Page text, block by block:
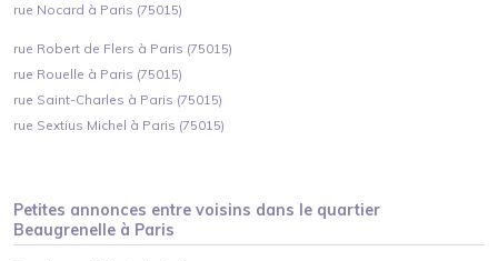
rue Nocard à Paris (75015)
rue Robert de Flers à Paris (75015)
rue Rouelle à Paris (75015)
rue Saint-Charles à Paris (75015)
rue Sextius Michel à Paris (75015)
Petites annonces entre voisins dans le quartier
Beaugrenelle à Paris